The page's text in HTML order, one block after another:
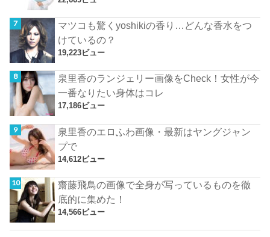
マツコも驚くyoshikiの香り…どんな香水をつ
けているの？
19,223ビュー
泉里香のランジェリー画像をCheck！女性が今
一番なりたい身体はコレ
17,186ビュー
泉里香のエロふわ画像・最新はヤングジャン
プで
14,612ビュー
齋藤飛鳥の画像で全身が写っているものを徹
底的に集めた！
14,566ビュー